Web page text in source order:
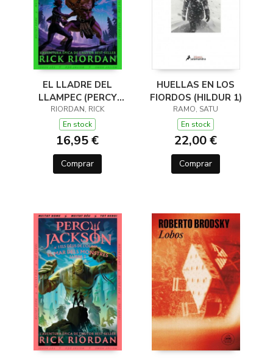
EL LLADRE DEL
LLAMPEC (PERCY
JACKSON I ELS DÉUS
DE L'OLIMP 1)
RIORDAN, RICK
En stock
16,95 €
Comprar
HUELLAS EN LOS
FIORDOS (HILDUR 1)
RAMO, SATU
En stock
22,00 €
Comprar